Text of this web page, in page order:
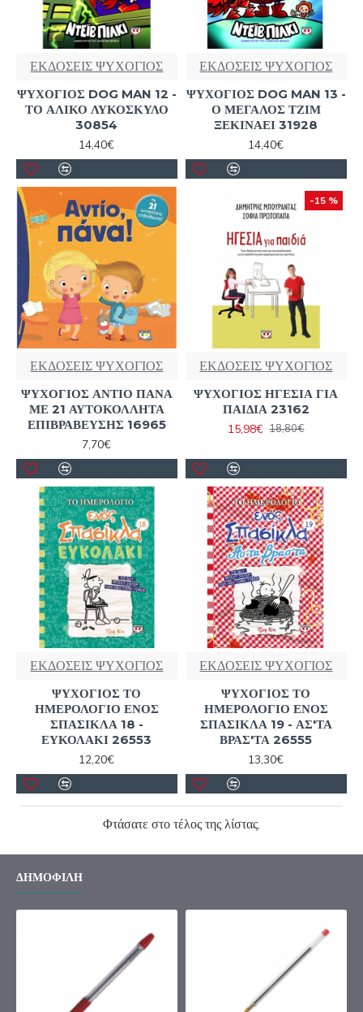
ΕΚΔΟΣΕΙΣ ΨΥΧΟΓΙΟΣ
ΨΥΧΟΓΙΟΣ DOG MAN 12 -
ΤΟ ΑΛΙΚΟ ΛΥΚΟΣΚΥΛΟ
30854
14,40€
ΕΚΔΟΣΕΙΣ ΨΥΧΟΓΙΟΣ
ΨΥΧΟΓΙΟΣ DOG MAN 13 -
Ο ΜΕΓΑΛΟΣ ΤΖΙΜ
ΞΕΚΙΝΑΕΙ 31928
14,40€
ΕΚΔΟΣΕΙΣ ΨΥΧΟΓΙΟΣ
ΨΥΧΟΓΙΟΣ ΑΝΤΙΟ ΠΑΝΑ
ΜΕ 21 ΑΥΤΟΚΟΛΛΗΤΑ
ΕΠΙΒΡΑΒΕΥΣΗΣ 16965
7,70€
-15 %
ΕΚΔΟΣΕΙΣ ΨΥΧΟΓΙΟΣ
ΨΥΧΟΓΙΟΣ ΗΓΕΣΙΑ ΓΙΑ
ΠΑΙΔΙΑ 23162
15,98€ 18,80€
ΕΚΔΟΣΕΙΣ ΨΥΧΟΓΙΟΣ
ΨΥΧΟΓΙΟΣ ΤΟ
ΗΜΕΡΟΛΟΓΙΟ ΕΝΟΣ
ΣΠΑΣΙΚΛΑ 18 -
ΕΥΚΟΛΑΚΙ 26553
12,20€
ΕΚΔΟΣΕΙΣ ΨΥΧΟΓΙΟΣ
ΨΥΧΟΓΙΟΣ ΤΟ
ΗΜΕΡΟΛΟΓΙΟ ΕΝΟΣ
ΣΠΑΣΙΚΛΑ 19 - ΑΣ'ΤΑ
ΒΡΑΣ'ΤΑ 26555
13,30€
Φτάσατε στο τέλος της λίστας.
ΔΗΜΟΦΙΛΉ